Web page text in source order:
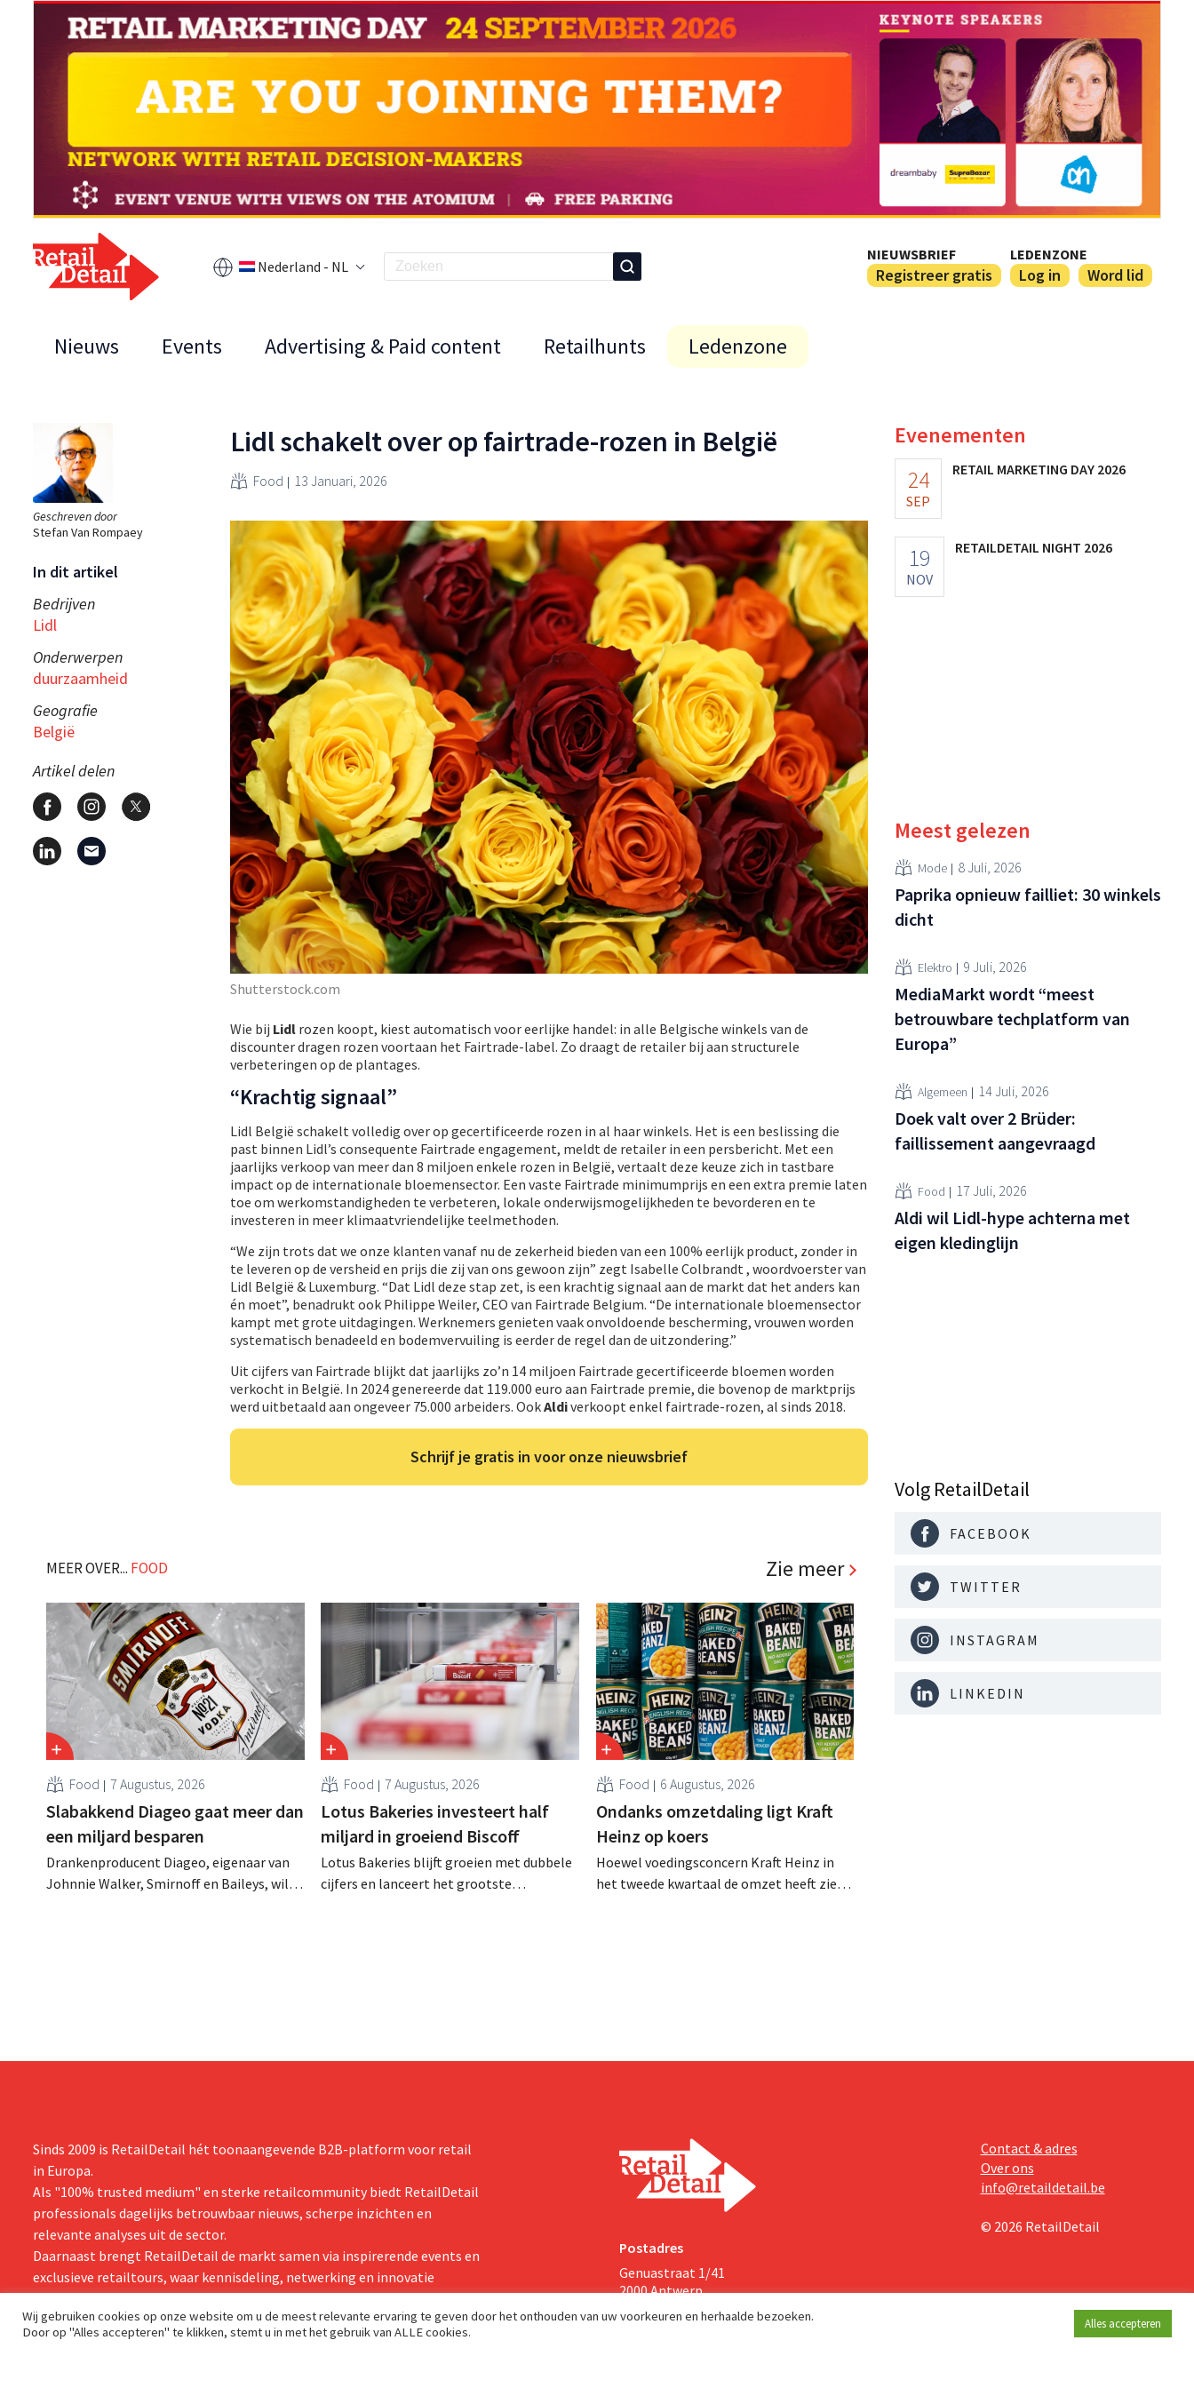
Nederland - NL
NIEUWSBRIEF
Registreer gratis
LEDENZONE
Log in Word lid
Nieuws Events Advertising & Paid content Retailhunts Ledenzone
Geschreven door
Stefan Van Rompaey
In dit artikel
Bedrijven
Lidl
Onderwerpen
duurzaamheid
Geografie
België
Artikel delen
Lidl schakelt over op fairtrade-rozen in België
Food 13 Januari, 2026
Shutterstock.com
Wie bij Lidl rozen koopt, kiest automatisch voor eerlijke handel: in alle Belgische winkels van de
discounter dragen rozen voortaan het Fairtrade-label. Zo draagt de retailer bij aan structurele
verbeteringen op de plantages.
“Krachtig signaal”
Lidl België schakelt volledig over op gecertificeerde rozen in al haar winkels. Het is een beslissing die
past binnen Lidl’s consequente Fairtrade engagement, meldt de retailer in een persbericht. Met een
jaarlijks verkoop van meer dan 8 miljoen enkele rozen in België, vertaalt deze keuze zich in tastbare
impact op de internationale bloemensector. Een vaste Fairtrade minimumprijs en een extra premie laten
toe om werkomstandigheden te verbeteren, lokale onderwijsmogelijkheden te bevorderen en te
investeren in meer klimaatvriendelijke teelmethoden.
“We zijn trots dat we onze klanten vanaf nu de zekerheid bieden van een 100% eerlijk product, zonder in
te leveren op de versheid en prijs die zij van ons gewoon zijn” zegt Isabelle Colbrandt , woordvoerster van
Lidl België & Luxemburg. “Dat Lidl deze stap zet, is een krachtig signaal aan de markt dat het anders kan
én moet”, benadrukt ook Philippe Weiler, CEO van Fairtrade Belgium. “De internationale bloemensector
kampt met grote uitdagingen. Werknemers genieten vaak onvoldoende bescherming, vrouwen worden
systematisch benadeeld en bodemvervuiling is eerder de regel dan de uitzondering.”
Uit cijfers van Fairtrade blijkt dat jaarlijks zo’n 14 miljoen Fairtrade gecertificeerde bloemen worden
verkocht in België. In 2024 genereerde dat 119.000 euro aan Fairtrade premie, die bovenop de marktprijs
werd uitbetaald aan ongeveer 75.000 arbeiders. OokAldiverkoopt enkel fairtrade-rozen, al sinds 2018.
Schrijf je gratis in voor onze nieuwsbrief
MEER OVER... FOOD Zie meer
Food 7 Augustus, 2026
Slabakkend Diageo gaat meer dan
een miljard besparen
Drankenproducent Diageo, eigenaar van
Johnnie Walker, Smirnoff en Baileys, wil
Food 7 Augustus, 2026
Lotus Bakeries investeert half
miljard in groeiend Biscoff
Lotus Bakeries blijft groeien met dubbele
cijfers en lanceert het grootste
Food 6 Augustus, 2026
Ondanks omzetdaling ligt Kraft
Heinz op koers
Hoewel voedingsconcern Kraft Heinz in
het tweede kwartaal de omzet heeft zien
Evenementen
24
SEP
RETAIL MARKETING DAY 2026
19
NOV
RETAILDETAIL NIGHT 2026
Meest gelezen
Mode 8 Juli, 2026
Paprika opnieuw failliet: 30 winkels
dicht
Elektro 9 Juli, 2026
MediaMarkt wordt “meest
betrouwbare techplatform van
Europa”
Algemeen 14 Juli, 2026
Doek valt over 2 Brüder:
faillissement aangevraagd
Food 17 Juli, 2026
Aldi wil Lidl-hype achterna met
eigen kledinglijn
Volg RetailDetail
FACEBOOK
TWITTER
INSTAGRAM
LINKEDIN
Sinds 2009 is RetailDetail hét toonaangevende B2B-platform voor retail
in Europa.
Als "100% trusted medium" en sterke retailcommunity biedt RetailDetail
professionals dagelijks betrouwbaar nieuws, scherpe inzichten en
relevante analyses uit de sector.
Daarnaast brengt RetailDetail de markt samen via inspirerende events en
exclusieve retailtours, waar kennisdeling, netwerking en innovatie
centraal staan.
Postadres
Genuastraat 1/41
2000 Antwerp
Contact & adres
Over ons
info@retaildetail.be
© 2026 RetailDetail
Wij gebruiken cookies op onze website om u de meest relevante ervaring te geven door het onthouden van uw voorkeuren en herhaalde bezoeken.
Door op "Alles accepteren" te klikken, stemt u in met het gebruik van ALLE cookies.
Alles accepteren